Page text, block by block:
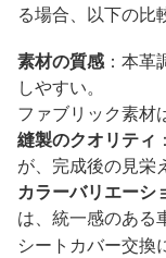
る場合、以下の比
素材の質感：本革
しやすい。
ファブリック素材
縫製のクオリティ
が、完成後の見栄
カラーバリエーシ
は、統一感のある
シートカバー交換